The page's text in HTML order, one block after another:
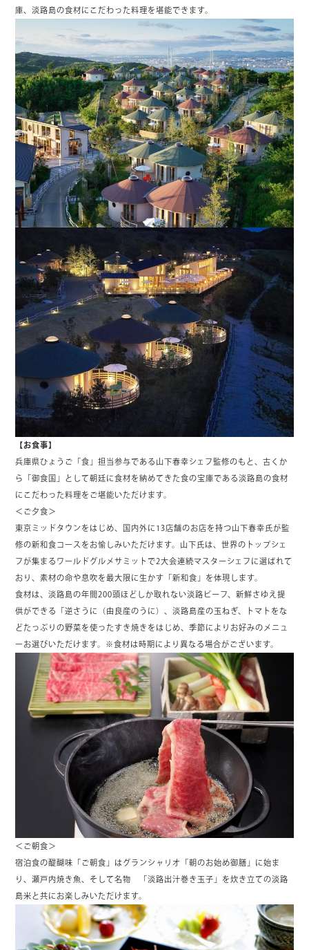
庫、淡路島の食材にこだわった料理を堪能できます。
【お食事】
兵庫県ひょうご「食」担当参与である山下春幸シェフ監修のもと、古くか
ら「御食国」として朝廷に食材を納めてきた食の宝庫である淡路島の食材
にこだわった料理をご堪能いただけます。
＜ご夕食＞
東京ミッドタウンをはじめ、国内外に13店舗のお店を持つ山下春幸氏が監
修の新和食コースをお愉しみいただけます。山下氏は、世界のトップシェ
フが集まるワールドグルメサミットで2大会連続マスターシェフに選ばれて
おり、素材の命や息吹を最大限に生かす「新和食」を体現します。
食材は、淡路島の年間200頭ほどしか取れない淡路ビーフ、新鮮さゆえ提
供ができる「逆さうに（由良産のうに）、淡路島産の玉ねぎ、トマトをな
どたっぷりの野菜を使ったすき焼きをはじめ、季節によりお好みのメニュ
ーお選びいただけます。※食材は時期により異なる場合がございます。
＜ご朝食＞
宿泊食の醍醐味「ご朝食」はグランシャリオ「朝のお始め御膳」に始ま
り、瀬戸内焼き魚、そして名物 「淡路出汁巻き玉子」を炊き立ての淡路
島米と共にお楽しみいただけます。